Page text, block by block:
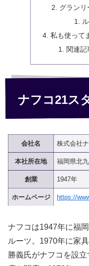
グラン
私も使って
関連記
ナフコ21ス
会社名 株式会社
本社所在地 福岡県北
創業 1947年
ホームページ https://
ナフコは1947年に福
ルーツ。1970年に家
勝義氏がナフコを設